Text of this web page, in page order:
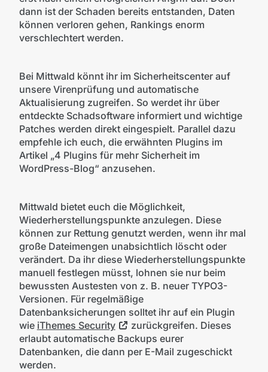
dann ist der Schaden bereits entstanden, Daten
können verloren gehen, Rankings enorm
verschlechtert werden.
Bei Mittwald könnt ihr im Sicherheitscenter auf
unsere Virenprüfung und automatische
Aktualisierung zugreifen. So werdet ihr über
entdeckte Schadsoftware informiert und wichtige
Patches werden direkt eingespielt. Parallel dazu
empfehle ich euch, die erwähnten Plugins im
Artikel „4 Plugins für mehr Sicherheit im
WordPress-Blog“ anzusehen.
Mittwald bietet euch die Möglichkeit,
Wiederherstellungspunkte anzulegen. Diese
können zur Rettung genutzt werden, wenn ihr mal
große Dateimengen unabsichtlich löscht oder
verändert. Da ihr diese Wiederherstellungspunkte
manuell festlegen müsst, lohnen sie nur beim
bewussten Austesten von z. B. neuer TYPO3-
Versionen. Für regelmäßige
Datenbanksicherungen solltet ihr auf ein Plugin
wie iThemes Security
zurückgreifen. Dieses
erlaubt automatische Backups eurer
Datenbanken, die dann per E-Mail zugeschickt
werden.